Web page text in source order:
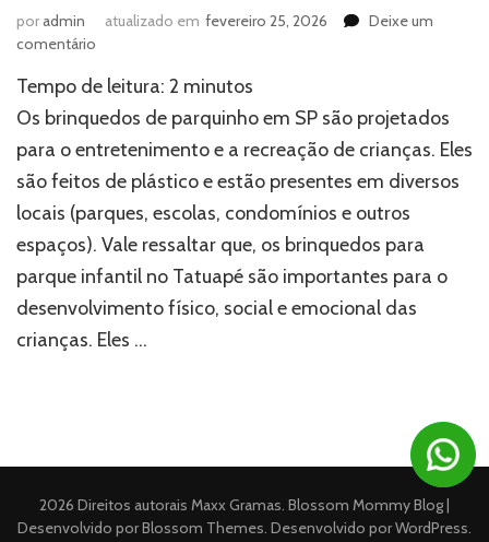
poradmin atualizado em fevereiro 25, 2026
Deixe um
comentário
de
parquinho
SP:
como
e
onde
adquirir
Tempo de leitura: 2 minutos
Os brinquedos de parquinho em SP são projetados
para o entretenimento e a recreação de crianças. Eles
são feitos de plástico e estão presentes em diversos
locais (parques, escolas, condomínios e outros
espaços). Vale ressaltar que, os brinquedos para
parque infantil no Tatuapé são importantes para o
desenvolvimento físico, social e emocional das
crianças. Eles …
2026 Direitos autorais Maxx Gramas. Blossom Mommy Blog |
Desenvolvido porBlossom Themes. Desenvolvido porWordPress.